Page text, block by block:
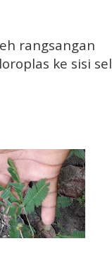
rangsangan
ke sisi sel